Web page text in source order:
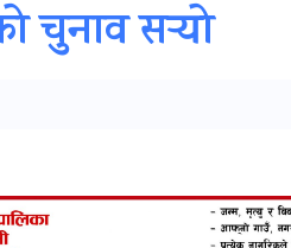
चुनाव सर्‍यो